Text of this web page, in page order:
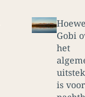
Gobi
het
is voor